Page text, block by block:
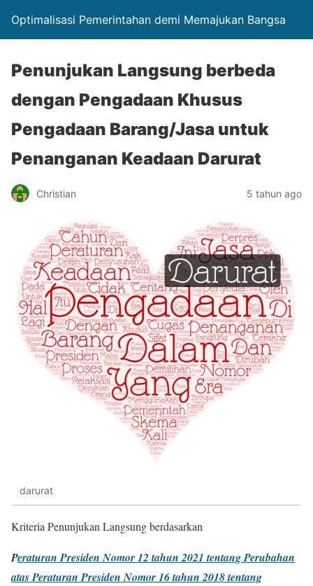
Optimalisasi Pemerintahan demi Memajukan Bangsa
Penunjukan Langsung berbeda
dengan Pengadaan Khusus
Pengadaan Barang/Jasa untuk
Penanganan Keadaan Darurat
Christian 5 tahun ago
darurat
Kriteria Penunjukan Langsung berdasarkan
Peraturan Presiden Nomor 12 tahun 2021 tentang Perubahan
atas Peraturan Presiden Nomor 16 tahun 2018 tentang